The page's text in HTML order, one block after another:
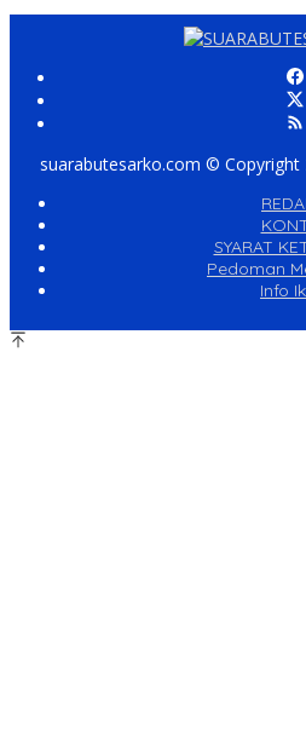
suarabutesarko.com © Copyright
SYARAT
Pedoman
Info